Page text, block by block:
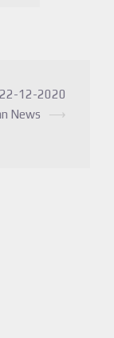
12-2020
News
⟶